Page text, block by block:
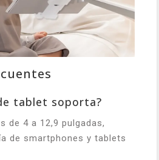
tablet soporta?
de 4 a 12,9 pulgadas,
de smartphones y tablets